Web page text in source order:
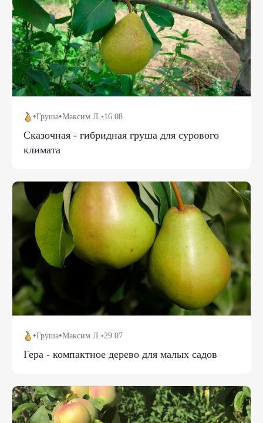
•Груша•Максим Л.•16.08
Сказочная - гибридная груша для сурового
климата
•Груша•Максим Л.•29.07
Гера - компактное дерево для малых садов